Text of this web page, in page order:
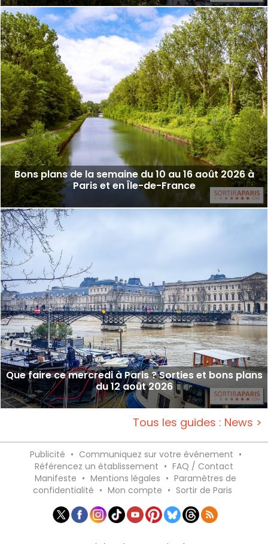
Bons plans de la semaine du 10 au 16 août 2026 à
Paris et en Île-de-France
Que faire ce mercredi à Paris ? Sorties et bons plans
du 12 août 2026
Tous les guides : News >
Publicité • Communiquez sur votre événement •
Référencez un établissement • FAQ / Contact
Manifeste • Mentions légales • Paramètres de
confidentialité • Mon compte • Sortir de Paris